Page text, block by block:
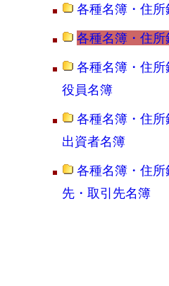
各種名簿・住
各種名簿・住
各種名簿・住
役員名簿
各種名簿・住
出資者名簿
各種名簿・住
先・取引先名簿